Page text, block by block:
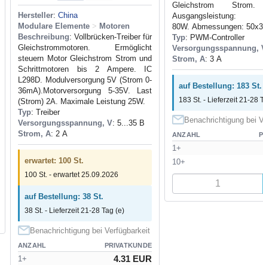
Hersteller: China
Modulare Elemente > Motoren
Beschreibung: Vollbrücken-Treiber für
Gleichstrommotoren. Ermöglicht
steuern Motor Gleichstrom Strom und
Schrittmotoren bis 2 Ampere. IC
L298D. Modulversorgung 5V (Strom 0-
36mA).Motorversorgung 5-35V. Last
(Strom) 2A. Maximale Leistung 25W.
Typ: Treiber
Versorgungsspannung, V: 5...35 В
Strom, A: 2 А
erwartet: 100 St.
100 St. - erwartet 25.09.2026
auf Bestellung: 38 St.
38 St. - Lieferzeit 21-28 Tag (e)
Benachrichtigung bei Verfügbarkeit
ANZAHL PRIVATKUNDE
1+ 4.31 EUR
Gleichstrom Strom.
Ausgangsleistung:
80W. Abmessungen:
Typ: PWM-Controller
Versorgungsspannung,
Strom, A: 3 А
auf Bestellung: 183 St.
183 St. - Lieferzeit 21-28
Benachrichtigung bei
ANZAHL
1+
10+